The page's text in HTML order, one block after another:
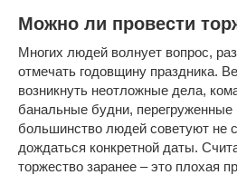
Можно ли провести
Многих людей волнует вопрос,
отмечать годовщину праздника.
возникнуть неотложные дела,
банальные будни,
большинство людей советуют не
дождаться конкретной даты.
торжество заранее – это плохая